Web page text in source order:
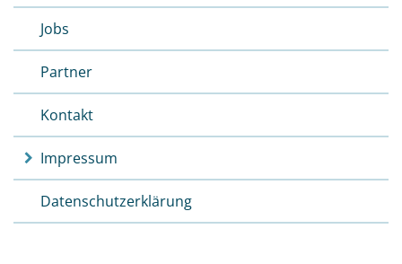
Jobs
Partner
Kontakt
Impressum
Datenschutzerklärung